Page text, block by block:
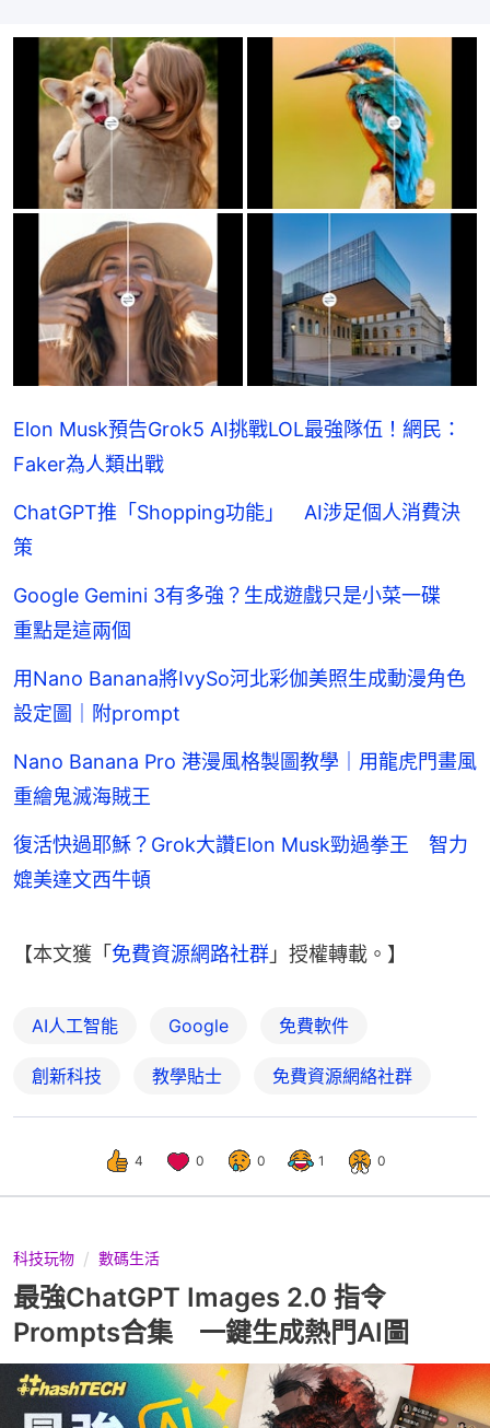
Elon Musk預告Grok5 AI挑戰LOL最強隊伍！網民：
Faker為人類出戰
ChatGPT推「Shopping功能」 AI涉足個人消費決
策
Google Gemini 3有多強？生成遊戲只是小菜一碟
重點是這兩個
用Nano Banana將IvySo河北彩伽美照生成動漫角色
設定圖｜附prompt
Nano Banana Pro 港漫風格製圖教學｜用龍虎門畫風
重繪鬼滅海賊王
復活快過耶穌？Grok大讚Elon Musk勁過拳王 智力
媲美達文西牛頓
【本文獲「免費資源網路社群 」授權轉載。】
AI人工智能 Google 免費軟件
創新科技 教學貼士 免費資源網絡社群
4 0 0 1 0
科技玩物 數碼生活
最強ChatGPT Images 2.0 指令
Prompts合集 一鍵生成熱門AI圖